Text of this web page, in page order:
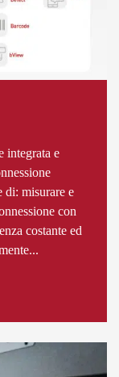
integrata e
di: misurare e
con
costante ed